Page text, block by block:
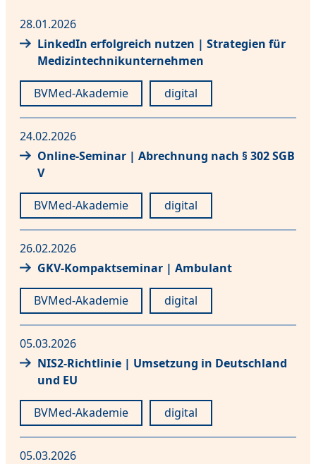
28.01.2026
LinkedIn erfolgreich nutzen | Strategien für
Medizintechnikunternehmen
BVMed-Akademie digital
24.02.2026
Online-Seminar | Abrechnung nach § 302 SGB
V
BVMed-Akademie digital
26.02.2026
GKV-Kompaktseminar | Ambulant
BVMed-Akademie digital
05.03.2026
NIS2-Richtlinie | Umsetzung in Deutschland
und EU
BVMed-Akademie digital
05.03.2026